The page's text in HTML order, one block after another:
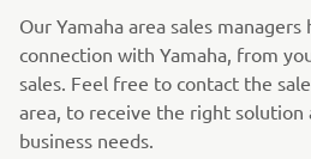
Our Yamaha area sales
connection with Yamaha, from
sales. Feel free to contact the
area, to receive the right
business needs.